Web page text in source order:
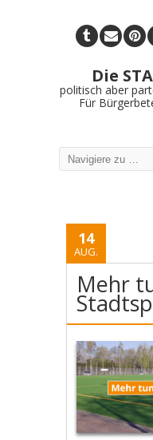
Die
politisch aber
Für
14
AUG.
Mehr